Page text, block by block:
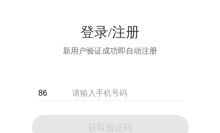
登录/注册
新用户验证成功即自动注册
获取验证码